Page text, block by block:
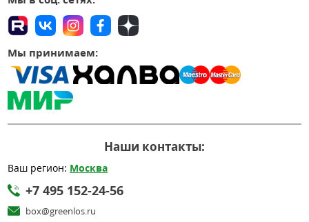
Мы принимаем:
Наши контакты:
Ваш регион: Москва
+7 495 152-24-56
box@greenlos.ru